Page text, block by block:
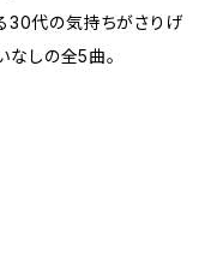
30代の気持ちがさりげ
なしの全5曲。